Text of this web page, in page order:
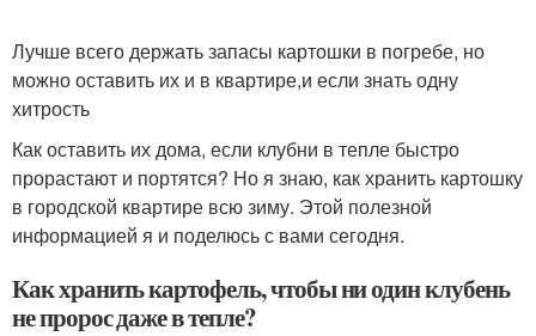
Лучше всего держать запасы картошки в погребе, но
можно оставить их и в квартире,и если знать одну
хитрость
Как оставить их дома, если клубни в тепле быстро
прорастают и портятся? Но я знаю, как хранить картошку
в городской квартире всю зиму. Этой полезной
информацией я и поделюсь с вами сегодня.
Как хранить картофель, чтобы ни один клубень
не пророс даже в тепле?